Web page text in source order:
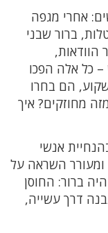
אחרי מגפה
ברור שבני
הוודאות,
– כל אלה הפכו
הם בחרו
מחוזקים? איך
אנשי
ומעורר השראה על
ברור: החוסן
דרך עשייה,